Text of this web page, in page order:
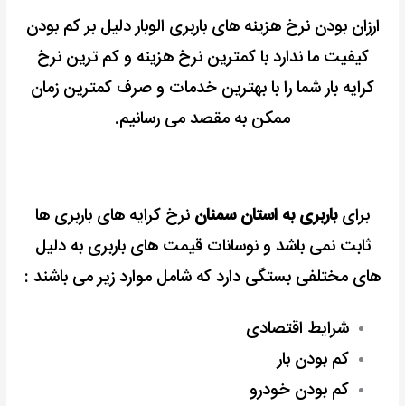
ارزان بودن نرخ هزینه های باربری الوبار دلیل بر کم بودن
کیفیت ما ندارد با کمترین نرخ هزینه و کم ترین نرخ
کرایه بار شما را با بهترین خدمات و صرف کمترین زمان
ممکن به مقصد می رسانیم.
برایباربری به استان سمنان نرخ کرایه های باربری ها
ثابت نمی باشد ونوسانات قیمت های باربری به دلیل
های مختلفی بستگی دارد که شامل موارد زیر می باشند :
شرایط اقتصادی
کم بودن بار
کم بودن خودرو